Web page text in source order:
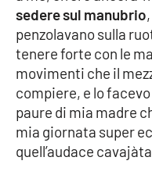
Laconair.it
Lacitymag.it
Lacapitalenews.it
Ilreggino.it
sedere sul manubrio
penzolavano sulla
tenere forte con le
movimenti che il
compiere, e lo
paure di mia madre
mia giornata super
quell’audace